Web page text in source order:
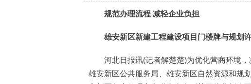
规范办理流程 减轻企业负担
雄安新区新建工程建设项目门楼牌与规划
河北日报讯(记者解楚楚)为优化营商环境，
雄安新区公共服务局、雄安新区自然资源和规